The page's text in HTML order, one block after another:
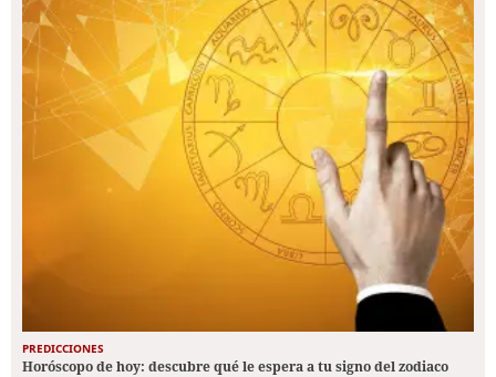
PREDICCIONES
Horóscopo de hoy: descubre qué le espera a tu signo del zodiaco